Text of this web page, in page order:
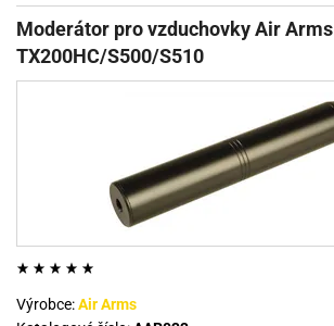
OPTIKA
STŘELIVO
KONTAKTY
Moderátor pro vzduchovky Air Arms
TX200HC/S500/S510
Výrobce:Air Arms